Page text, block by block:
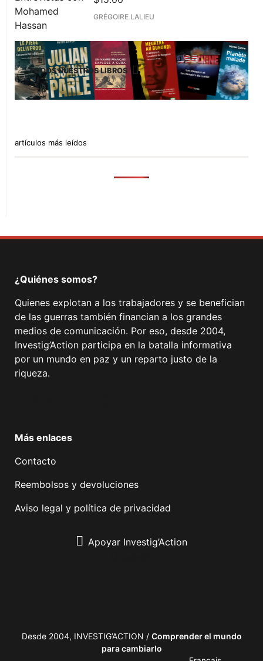
GRÉGOIRE LALIEU
TODOS NUESTROS LIBROS
artículos más leídos
¿Quiénes somos?
Quienes explotan a los trabajadores y se benefician
de las guerras también financian a los grandes
medios de comunicación. Por eso, desde 2004,
Investig’Action participa en la batalla informativa
por un mundo en paz y un reparto justo de la
riqueza.
Más enlaces
Contacto
Reembolsos y devoluciones
Aviso legal y política de privacidad
Apoyar Investig’Action
Desde 2004, INVESTIG’ACTION / Comprender el mundo
para cambiarlo